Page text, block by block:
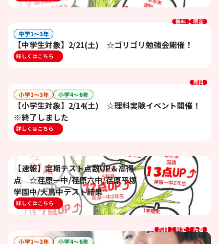
中学1〜3年
【中学生対象】2/21(土) ☆ゴリゴリ勉強会開催！
詳しくはこちら
無料 限定
小学1〜3年 小学4〜6年
【小学生対象】2/14(土) ☆理科実験イベント開催！
※終了しました
詳しくはこちら
無料
【速報】定期テスト点数UP＆高得
点 ☆荏原一中/荏原六中/荏原平塚
学園中/大鳥中テスト結果
詳しくはこちら
小学1〜3年 小学4〜6年
無料 限定 先着